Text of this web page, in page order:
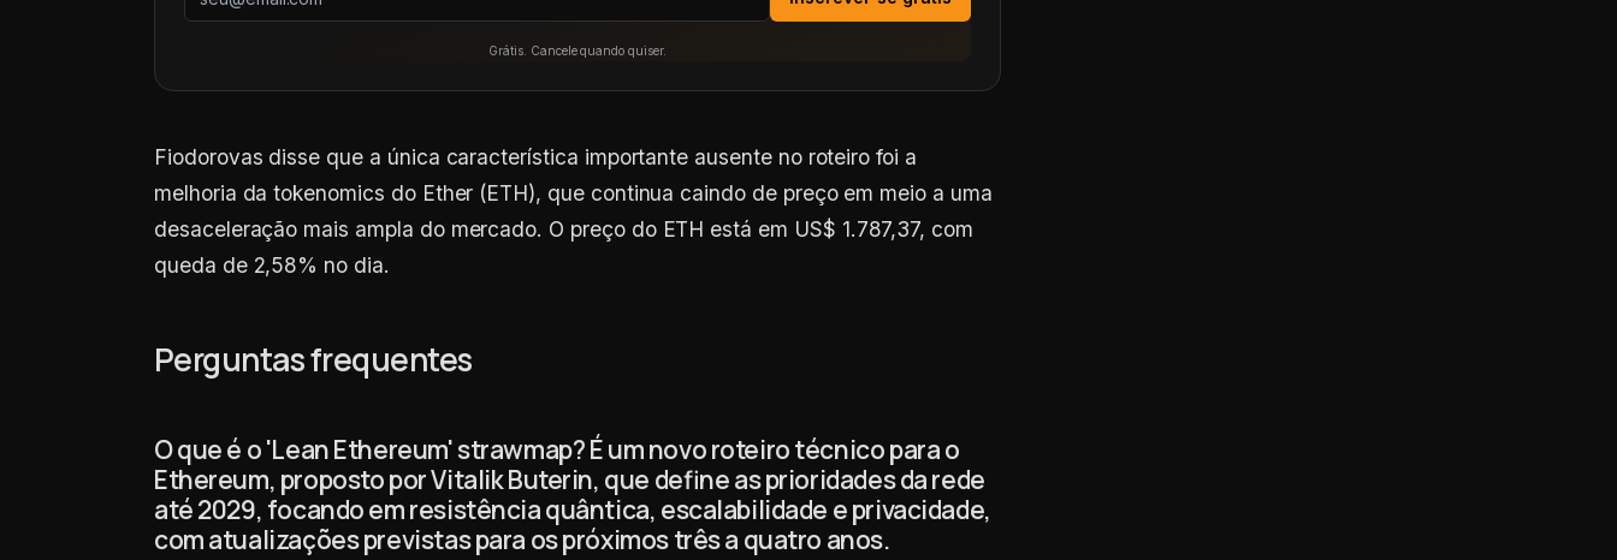
Grátis. Cancele quando quiser.
Fiodorovas disse que a única característica importante ausente no roteiro foi a
melhoria da tokenomics do Ether (ETH), que continua caindo de preço em meio a uma
desaceleração mais ampla do mercado. O preço do ETH está em US$ 1.787,37, com
queda de 2,58% no dia.
Perguntas frequentes
O que é o 'Lean Ethereum' strawmap? É um novo roteiro técnico para o
Ethereum, proposto por Vitalik Buterin, que define as prioridades da rede
até 2029, focando em resistência quântica, escalabilidade e privacidade,
com atualizações previstas para os próximos três a quatro anos.